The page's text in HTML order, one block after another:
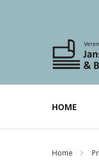
HOME
Home